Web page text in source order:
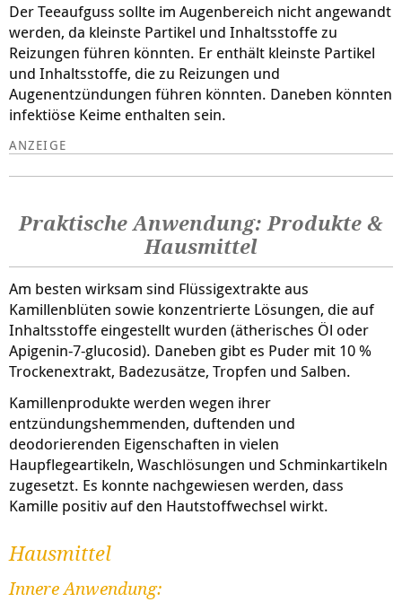
Der Teeaufguss sollte im Augenbereich nicht angewandt
werden, da kleinste Partikel und Inhaltsstoffe zu
Reizungen führen könnten. Er enthält kleinste Partikel
und Inhaltsstoffe, die zu Reizungen und
Augenentzündungen führen könnten. Daneben könnten
infektiöse Keime enthalten sein.
Praktische Anwendung: Produkte &
Hausmittel
Am besten wirksam sind Flüssigextrakte aus
Kamillenblüten sowie konzentrierte Lösungen, die auf
Inhaltsstoffe eingestellt wurden (ätherisches Öl oder
Apigenin-7-glucosid). Daneben gibt es Puder mit 10 %
Trockenextrakt, Badezusätze, Tropfen und Salben.
Kamillenprodukte werden wegen ihrer
entzündungshemmenden, duftenden und
deodorierenden Eigenschaften in vielen
Haupflegeartikeln, Waschlösungen und Schminkartikeln
zugesetzt. Es konnte nachgewiesen werden, dass
Kamille positiv auf den Hautstoffwechsel wirkt.
Hausmittel
Innere Anwendung: